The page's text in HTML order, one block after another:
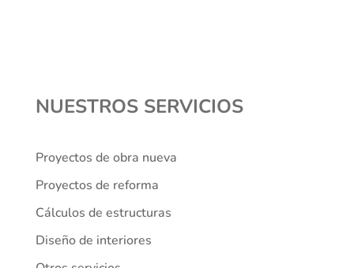
NUESTROS SERVICIOS
Proyectos de obra nueva
Proyectos de reforma
Cálculos de estructuras
Diseño de interiores